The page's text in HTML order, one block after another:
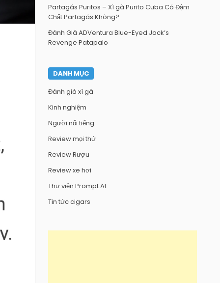
Partagás Puritos – Xì gà Purito Cuba Có Đậm
Chất Partagás Không?
Đánh Giá ADVentura Blue-Eyed Jack’s
Revenge Patapalo
DANH MỤC
Đánh giá xì gà
Kinh nghiệm
Người nổi tiếng
Review mọi thứ
Review Rượu
Review xe hơi
Thư viện Prompt AI
Tin tức cigars